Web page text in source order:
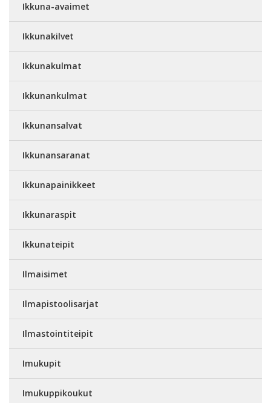
Ikkuna-avaimet
Ikkunakilvet
Ikkunakulmat
Ikkunankulmat
Ikkunansalvat
Ikkunansaranat
Ikkunapainikkeet
Ikkunaraspit
Ikkunateipit
Ilmaisimet
Ilmapistoolisarjat
Ilmastointiteipit
Imukupit
Imukuppikoukut